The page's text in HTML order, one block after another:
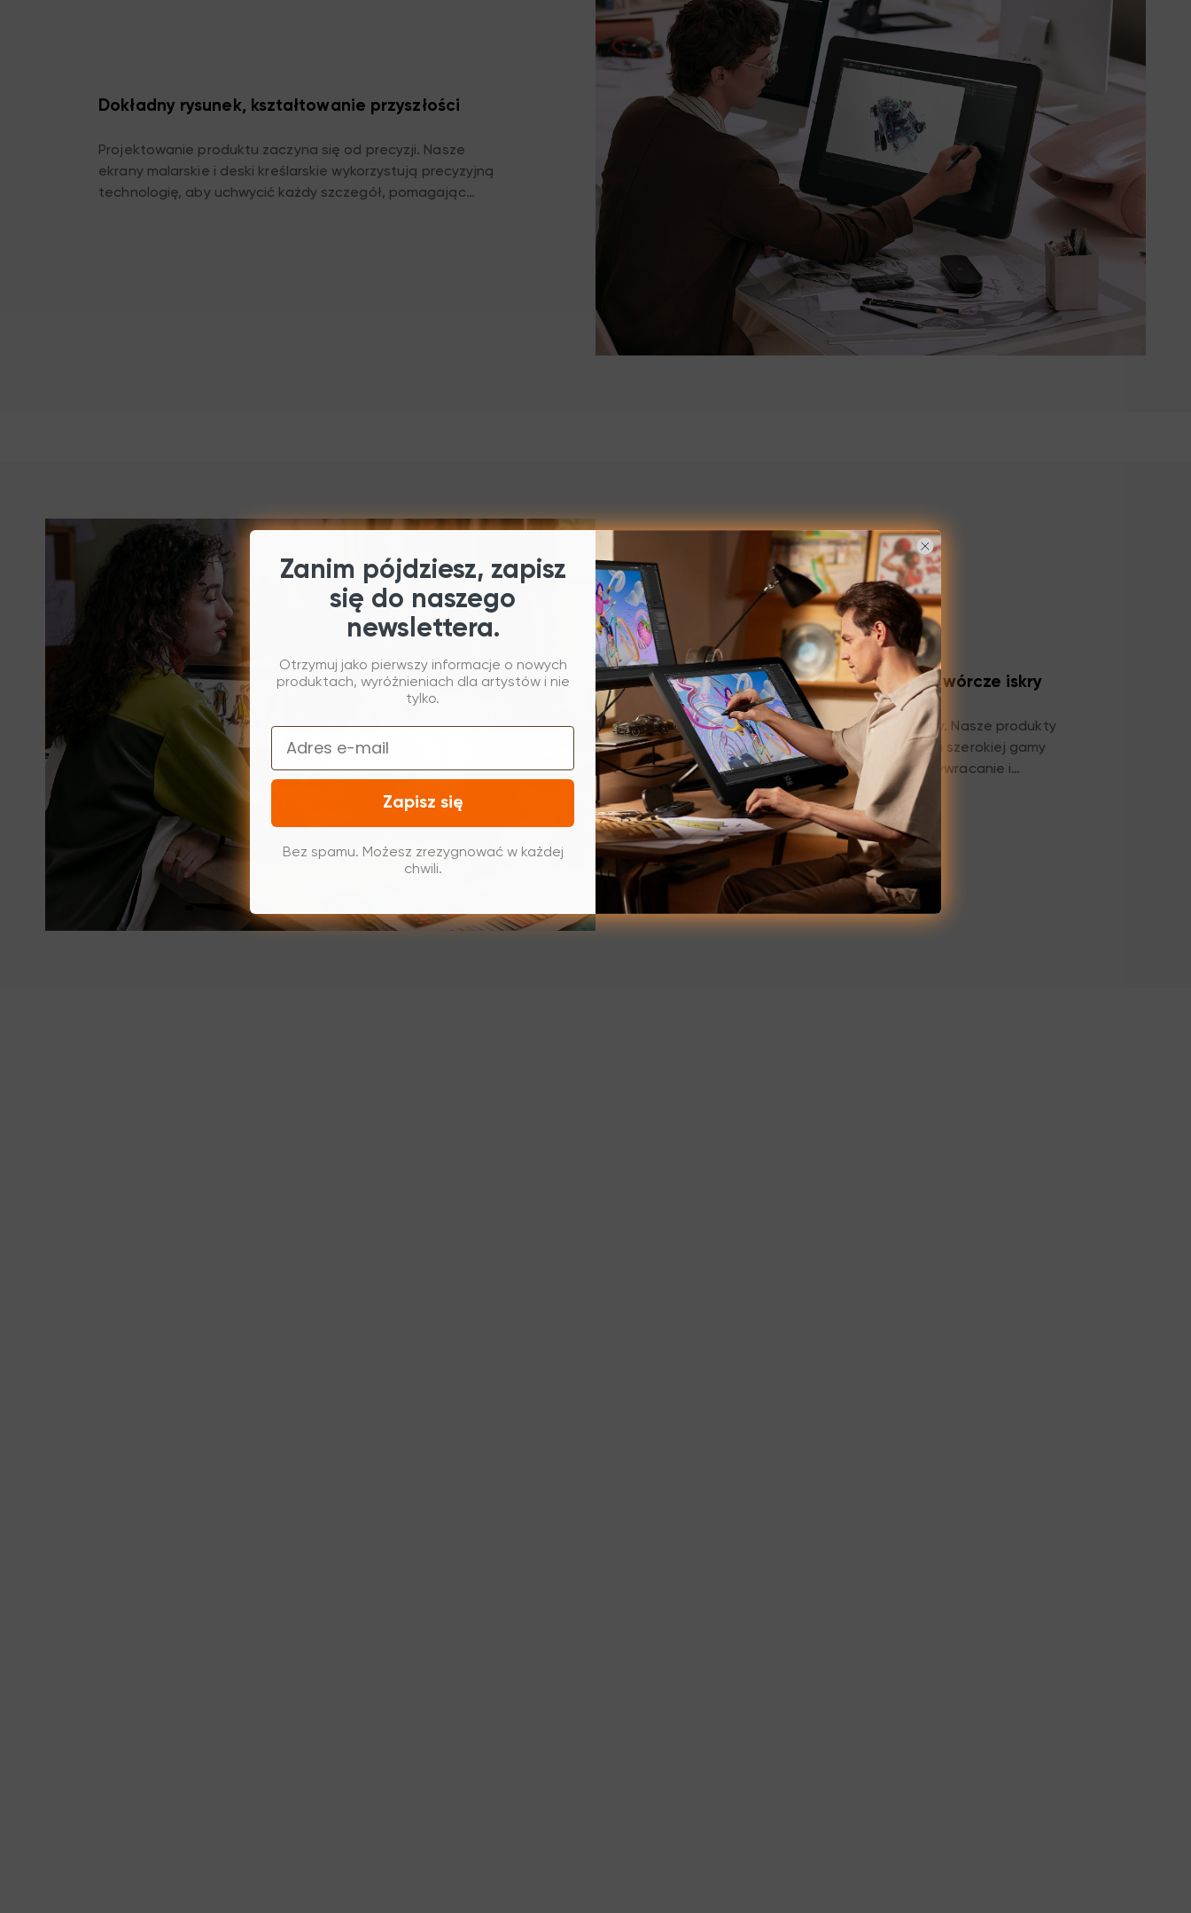
Dokładny rysunek, kształtowanie przyszłości
Projektowanie produktu zaczyna się od precyzji. Nasze
ekrany malarskie i deski kreślarskie wykorzystują precyzyjną
technologię, aby uchwycić każdy szczegół, pomagając
Dopasowanie kolorów rozpala twórcze iskry
Kolor jest duszą projektowania odzieży. Nasze produkty
wykorzystują technologię wyświetlania szerokiej gamy
kolorów, która umożliwia dokładne przywracanie i
wyświetlanie różnych kolorów tkanin, pomagając
projektantom w precyzyjnym dopasowywaniu kolorów.
Niezależnie od tego, czy są to klasyczne odcienie czerni i
bieli, czy zderzenia jasnych kolorów, mogą zainspirować
twórcze iskierki projektantów i dodać nieskończone
możliwości do projektowania odzieży.
Zanim pójdziesz, zapisz
się do naszego
newslettera.
Otrzymuj jako pierwszy informacje o nowych
produktach, wyróżnieniach dla artystów i nie
tylko.
Email
Zapisz się
Bez spamu. Możesz zrezygnować w każdej
chwili.